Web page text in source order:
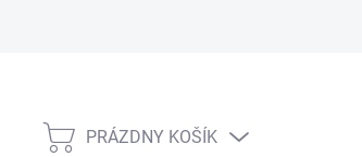
NÁKUPNÝ
PRÁZDNY KOŠÍK